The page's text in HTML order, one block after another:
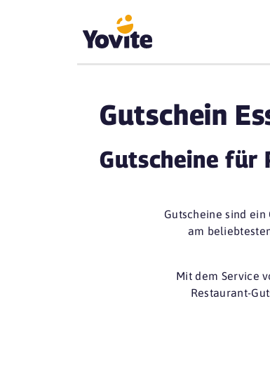
Gutschein
Gutscheine für
Gutscheine sind
am
Mit dem Service
Restaurant-